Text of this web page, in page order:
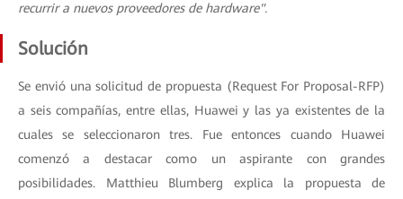
recurrir a nuevos proveedores de hardware".
Solución
Se envió una solicitud de propuesta (Request For Proposal-RFP)
a seis compañías, entre ellas, Huawei y las ya existentes de la
cuales se seleccionaron tres. Fue entonces cuando Huawei
comenzó a destacar como un aspirante con grandes
posibilidades. Matthieu Blumberg explica la propuesta de